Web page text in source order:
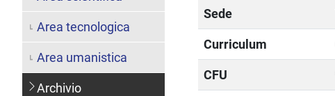
Sede
Curriculum
CFU
Area tecnologica
Area umanistica
Archivio